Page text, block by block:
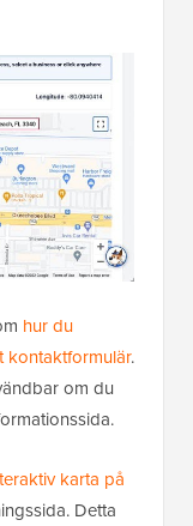
hur du
kontaktformulär.
om du
karta på
Detta